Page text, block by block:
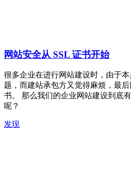
网站安全从 SSL 证书开始
很多企业在进行网站建设时，由于
题，而建站承包方又觉得麻烦，最
书。 那么我们的企业网站建设到底
呢？
发现